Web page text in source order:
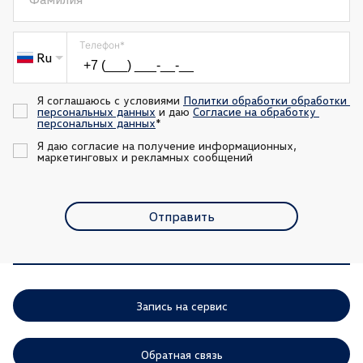
Ru
Телефон*
Я соглашаюсь с условиями Политки обработки обработки
персональных данных и даю Согласие на обработку
персональных данных*
Я даю согласие на получение информационных,
маркетинговых и рекламных сообщений
Отправить
Запись на сервис
Обратная связь